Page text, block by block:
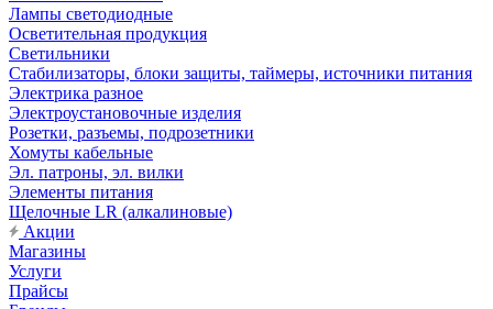
Лампы светодиодные
Осветительная продукция
Светильники
Стабилизаторы, блоки защиты, таймеры, источники питания
Электрика разное
Электроустановочные изделия
Розетки, разъемы, подрозетники
Хомуты кабельные
Эл. патроны, эл. вилки
Элементы питания
Щелочные LR (алкалиновые)
Акции
Магазины
Услуги
Прайсы